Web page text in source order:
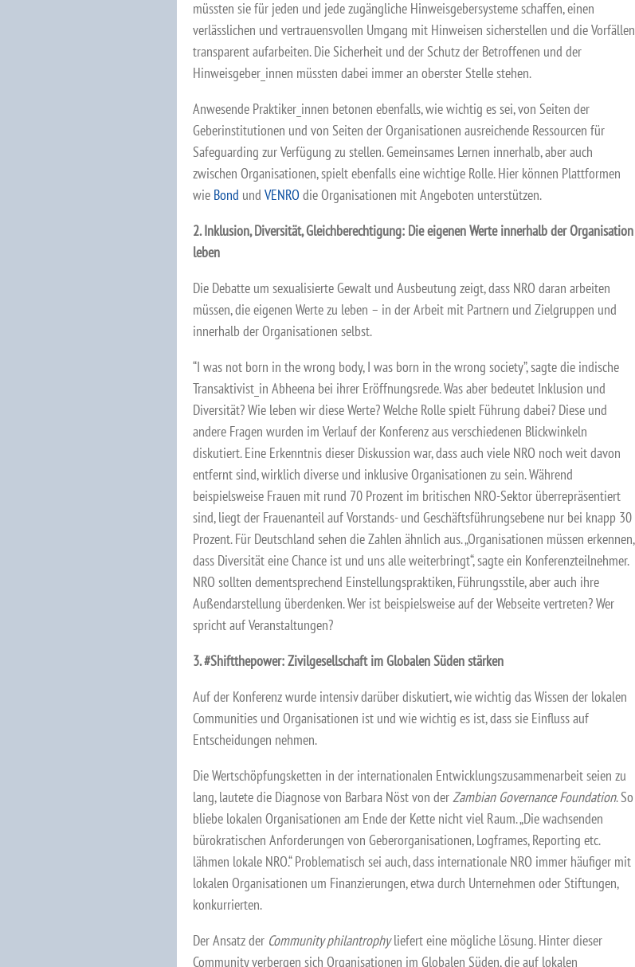
müssten sie für jeden und jede zugängliche Hinweisgebersysteme schaffen, einen
verlässlichen und vertrauensvollen Umgang mit Hinweisen sicherstellen und die Vorfällen
transparent aufarbeiten. Die Sicherheit und der Schutz der Betroffenen und der
Hinweisgeber_innen müssten dabei immer an oberster Stelle stehen.
Anwesende Praktiker_innen betonen ebenfalls, wie wichtig es sei, von Seiten der
Geberinstitutionen und von Seiten der Organisationen ausreichende Ressourcen für
Safeguarding zur Verfügung zu stellen. Gemeinsames Lernen innerhalb, aber auch
zwischen Organisationen, spielt ebenfalls eine wichtige Rolle. Hier können Plattformen
wie Bond und VENROdie Organisationen mit Angeboten unterstützen.
2. Inklusion, Diversität, Gleichberechtigung: Die eigenen Werte innerhalb der Organisation
leben
Die Debatte um sexualisierte Gewalt und Ausbeutung zeigt, dass NRO daran arbeiten
müssen, die eigenen Werte zu leben – in der Arbeit mit Partnern und Zielgruppen und
innerhalb der Organisationen selbst.
“I was not born in the wrong body, I was born in the wrong society”, sagte die indische
Transaktivist_in Abheena bei ihrer Eröffnungsrede. Was aber bedeutet Inklusion und
Diversität? Wie leben wir diese Werte? Welche Rolle spielt Führung dabei? Diese und
andere Fragen wurden im Verlauf der Konferenz aus verschiedenen Blickwinkeln
diskutiert. Eine Erkenntnis dieser Diskussion war, dass auch viele NRO noch weit davon
entfernt sind, wirklich diverse und inklusive Organisationen zu sein. Während
beispielsweise Frauen mit rund 70 Prozent im britischen NRO-Sektor überrepräsentiert
sind, liegt der Frauenanteil auf Vorstands- und Geschäftsführungsebene nur bei knapp 30
Prozent. Für Deutschland sehen die Zahlen ähnlich aus. „Organisationen müssen erkennen,
dass Diversität eine Chance ist und uns alle weiterbringt“, sagte ein Konferenzteilnehmer.
NRO sollten dementsprechend Einstellungspraktiken, Führungsstile, aber auch ihre
Außendarstellung überdenken. Wer ist beispielsweise auf der Webseite vertreten? Wer
spricht auf Veranstaltungen?
3. #Shiftthepower: Zivilgesellschaft im Globalen Süden stärken
Auf der Konferenz wurde intensiv darüber diskutiert, wie wichtig das Wissen der lokalen
Communities und Organisationen ist und wie wichtig es ist, dass sie Einfluss auf
Entscheidungen nehmen.
Die Wertschöpfungsketten in der internationalen Entwicklungszusammenarbeit seien zu
lang, lautete die Diagnose von Barbara Nöst von derZambian Governance Foundation. So
bliebe lokalen Organisationen am Ende der Kette nicht viel Raum. „Die wachsenden
bürokratischen Anforderungen von Geberorganisationen, Logframes, Reporting etc.
lähmen lokale NRO.“ Problematisch sei auch, dass internationale NRO immer häufiger mit
lokalen Organisationen um Finanzierungen, etwa durch Unternehmen oder Stiftungen,
konkurrierten.
Der Ansatz der Community philantrophyliefert eine mögliche Lösung. Hinter dieser
Community verbergen sich Organisationen im Globalen Süden, die auf lokalen